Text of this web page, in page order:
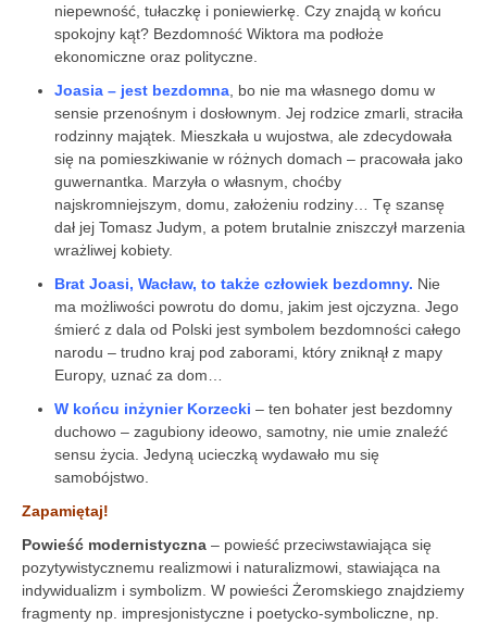
niepewność, tułaczkę i poniewierkę. Czy znajdą w końcu
spokojny kąt? Bezdomność Wiktora ma podłoże
ekonomiczne oraz polityczne.
Joasia – jest bezdomna , bo nie ma własnego domu w
sensie przenoś­nym i dosłownym. Jej rodzice zmarli, straciła
rodzinny majątek. Mieszkała u wujostwa, ale zdecydowała
się na pomieszkiwanie w różnych domach – pracowała jako
guwernantka. Marzyła o własnym, choćby
najskromniejszym, domu, założeniu rodziny… Tę szansę
dał jej Tomasz Judym, a potem brutalnie zniszczył marzenia
wrażliwej kobiety.
Brat Joasi, Wacław, to także człowiek bezdomny. Nie
ma możliwoś­ci powrotu do domu, jakim jest ojczyz­na. Jego
śmierć z dala od Polski jest symbolem bezdomności całego
narodu – trudno kraj pod zaborami, który zniknął z mapy
Europy, uznać za dom…
W końcu inżynier Korzecki – ten bohater jest bezdomny
duchowo – zagubiony ideowo, samotny, nie umie znaleźć
sensu życia. Jedyną ucieczką wydawało mu się
samobójstwo.
Zapamiętaj!
Powieść modernistyczna – powieść przeciwstawiająca się
pozytywistycznemu realizmowi i naturalizmowi, stawiająca na
indywidualizm i symbolizm. W powieści Żeromskiego znajdziemy
fragmenty np. impresjonistyczne i poetycko-symboliczne, np.